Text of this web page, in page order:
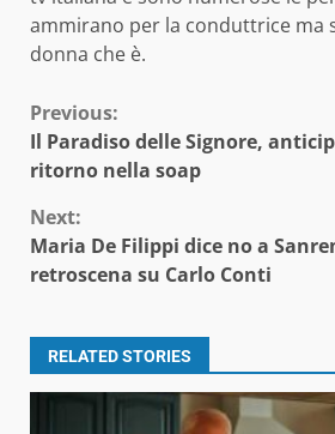
ammirano per la conduttrice ma
donna che è.
Continue
Reading
Previous:
Il Paradiso delle Signore,
ritorno nella soap
Next:
Maria De Filippi dice no a
retroscena su Carlo Conti
RELATED STORIES